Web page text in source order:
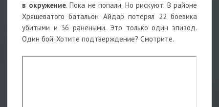
в окружение. Пока не попали. Но рискуют. В районе
Хрящеватого батальон Айдар потерял 22 боевика
убитыми и 36 ранеными. Это только один эпизод.
Один бой. Хотите подтверждение? Смотрите.